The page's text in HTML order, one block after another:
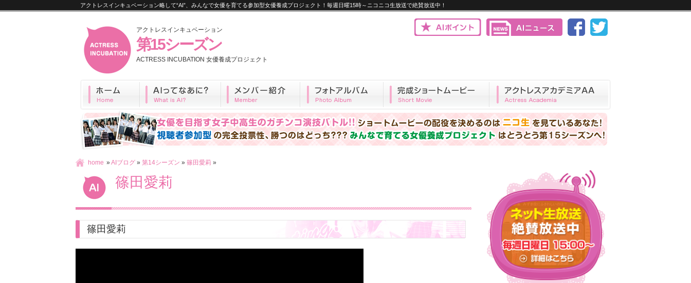
アクトレスインキュベーション略して“AI”、みんなで女優を育てる参加型女優養成プロジェクト！毎週日曜15時～ニコニコ生放送で絶賛放送中！
アクトレスインキュベーション
第15シーズン
ACTRESS INCUBATION 女優養成プロジェクト
home »AIブログ » 第14シーズン » 篠田愛莉 »
篠田愛莉
篠田愛莉